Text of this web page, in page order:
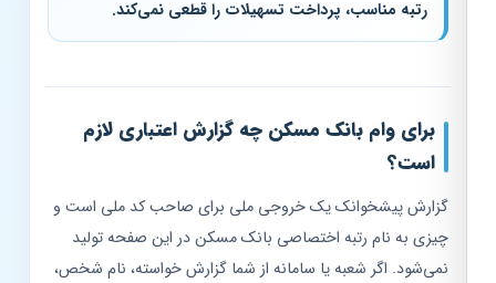
رتبه مناسب، پرداخت تسهیلات را قطعی نمی‌کند.
برای وام بانک مسکن چه گزارش اعتباری لازم
است؟
گزارش پیشخوانک یک خروجی ملی برای صاحب کد ملی است و
چیزی به نام رتبه اختصاصی بانک مسکن در این صفحه تولید
نمی‌شود. اگر شعبه یا سامانه از شما گزارش خواسته، نام شخص،